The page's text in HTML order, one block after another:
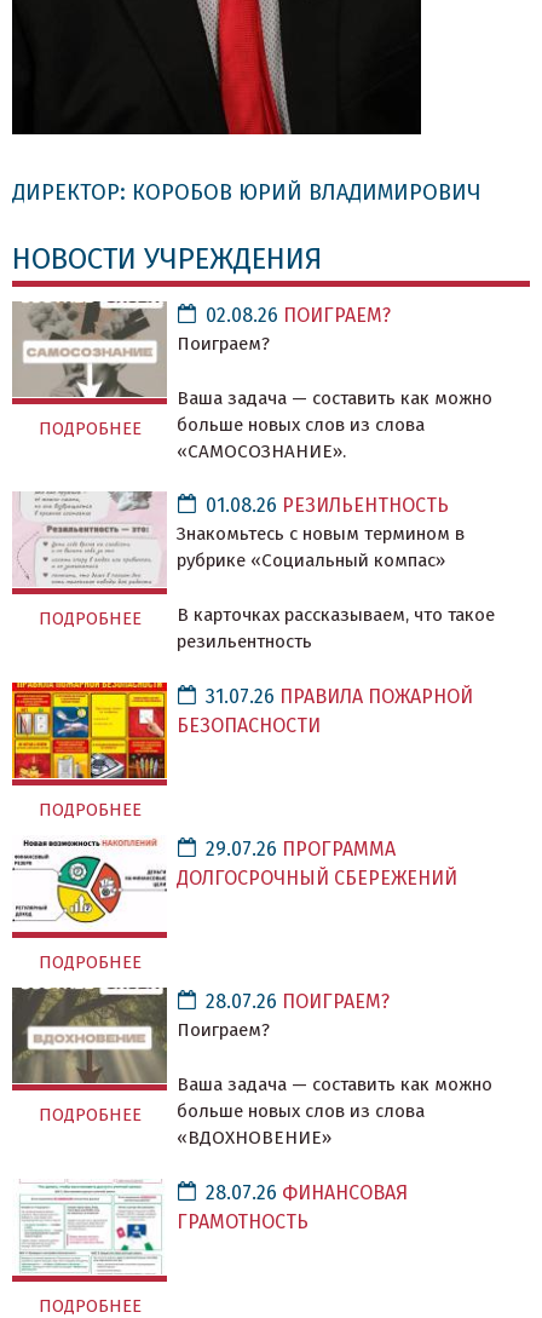
ДИРЕКТОР: КОРОБОВ ЮРИЙ ВЛАДИМИРОВИЧ
НОВОСТИ УЧРЕЖДЕНИЯ
ПОДРОБНЕЕ
02.08.26 ПОИГРАЕМ?
Поиграем?
Ваша задача — составить как можно
больше новых слов из слова
«САМОСОЗНАНИЕ».
ПОДРОБНЕЕ
01.08.26 РЕЗИЛЬЕНТНОСТЬ
Знакомьтесь с новым термином в
рубрике «Социальный компас»
В карточках рассказываем, что такое
резильентность
ПОДРОБНЕЕ
31.07.26 ПРАВИЛА ПОЖАРНОЙ
БЕЗОПАСНОСТИ
ПОДРОБНЕЕ
29.07.26 ПРОГРАММА
ДОЛГОСРОЧНЫЙ СБЕРЕЖЕНИЙ
ПОДРОБНЕЕ
28.07.26 ПОИГРАЕМ?
Поиграем?
Ваша задача — составить как можно
больше новых слов из слова
«ВДОХНОВЕНИЕ»
ПОДРОБНЕЕ
28.07.26 ФИНАНСОВАЯ
ГРАМОТНОСТЬ